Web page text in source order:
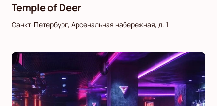
Temple of Deer
Санкт-Петербург, Арсенальная набережная, д. 1